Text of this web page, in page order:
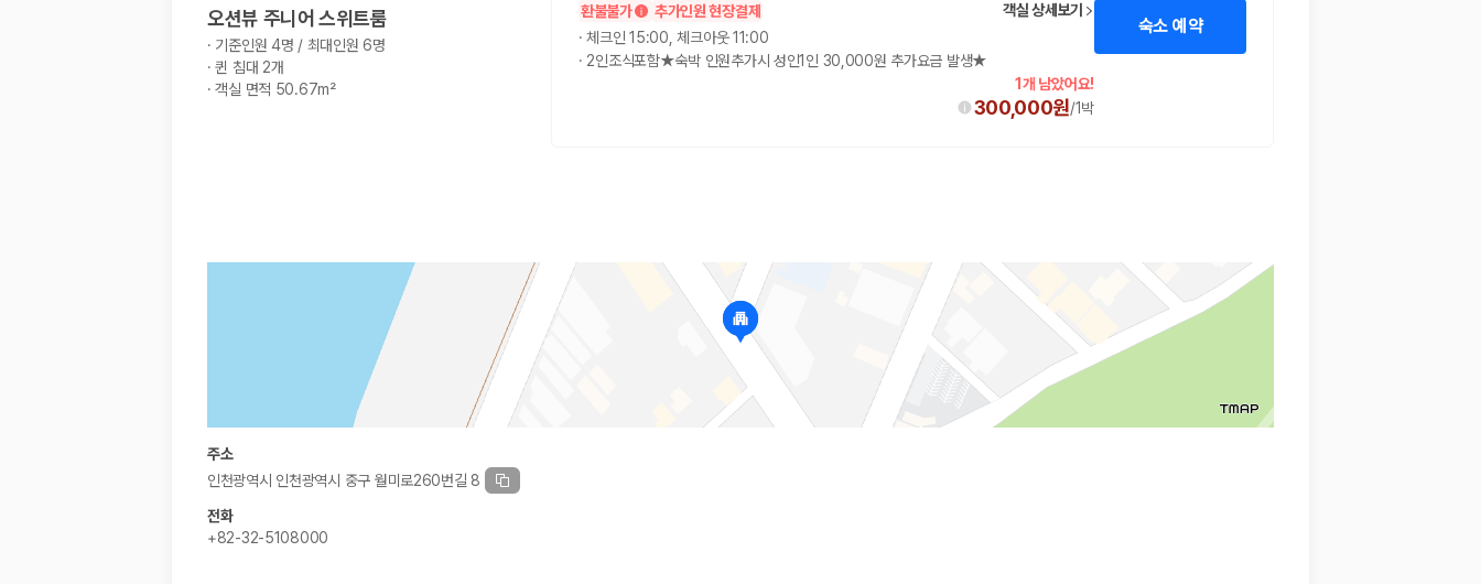
제주렌트카 가격비교 자주 묻는 질문
오션뷰 주니어 스위트룸
· 기준인원 4명 / 최대인원 6명
·퀸 침대 2개
·객실 면적 50.67m²
환불불가 추가인원 현장결제
객실 상세보기
·체크인 15:00, 체크아웃 11:00
·2인조식포함★숙박 인원추가시 성인1인 30,000원 추가요금 발생★
1개 남았어요!
300,000원/1박
숙소 예약
주소
인천광역시 인천광역시 중구 월미로260번길 8
전화
+82-32-5108000